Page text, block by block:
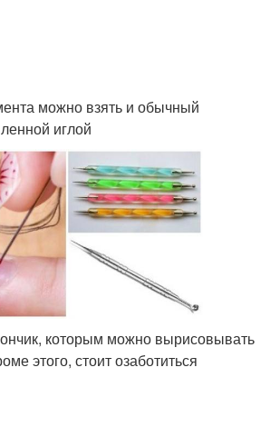
можно взять и обычный
иглой
которым можно вырисовывать
этого, стоит озаботиться